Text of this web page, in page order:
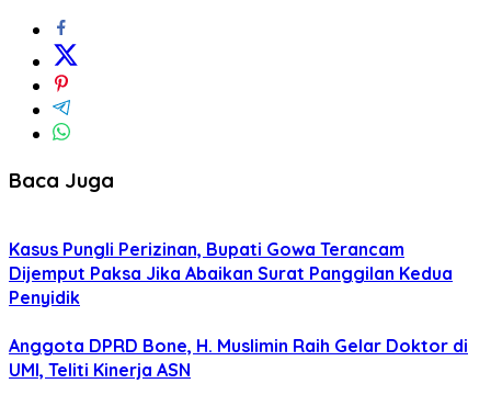
Baca Juga
Kasus Pungli Perizinan, Bupati Gowa Terancam
Dijemput Paksa Jika Abaikan Surat Panggilan Kedua
Penyidik
Anggota DPRD Bone, H. Muslimin Raih Gelar Doktor di
UMI, Teliti Kinerja ASN